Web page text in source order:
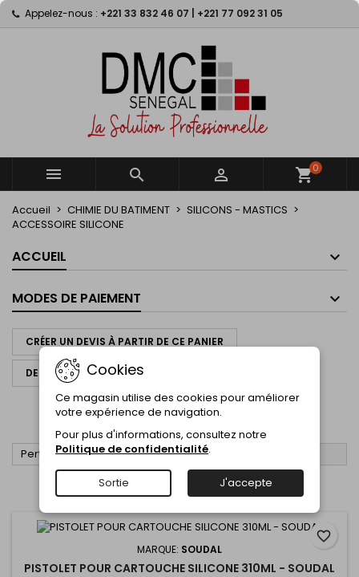
Appelez-nous : +221 33 832 46 07 | +221 77 092 31 05
   shopping_cart0
Accueil CHIMIE DU BATIMENT
SILICONS - MASTICS
ACCESSOIRE SILICONE
ACCUEIL
MODES DE PAIEMENT
CRÉER UN DEVIS À PARTIR DE CE PANIER
DEMANDER UN DEVIS
ACCESSOIRE SILICONE
ACCESSOIRE SILICONE
Pertinence 
Affichage 1-5 de 5 article(s)
MARQUE: SOUDAL
PISTOLET POUR CARTOUCHE SILICONE 310ML - SOUDAL
favorite_border
My wishlists ×
Create new list
((modalTitle)) ×
((confirmMessage))
((cancelText)) ((modalDeleteText))
Créer une liste d'envies ×
Nom de la liste d'envies
Annuler Créer une liste d'envies
Connexion ×
Vous devez être connecté pour ajouter des produits
à votre liste d'envies.
Annuler Connexion
Cookies
Ce magasin utilise des cookies pour améliorer
votre expérience de navigation.
Pour plus d'informations, consultez notre
Politique de confidentialité.
Sortie J'accepte